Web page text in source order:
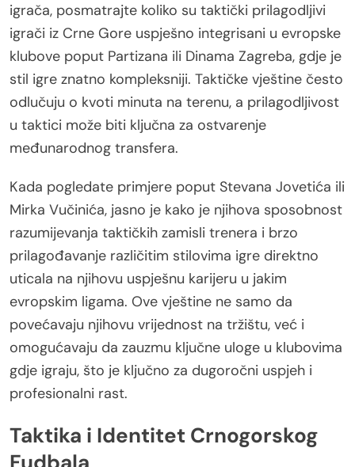
igrača, posmatrajte koliko su taktički prilagodljivi
igrači iz Crne Gore uspješno integrisani u evropske
klubove poput Partizana ili Dinama Zagreba, gdje je
stil igre znatno kompleksniji. Taktičke vještine često
odlučuju o kvoti minuta na terenu, a prilagodljivost
u taktici može biti ključna za ostvarenje
međunarodnog transfera.
Kada pogledate primjere poput Stevana Jovetića ili
Mirka Vučinića, jasno je kako je njihova sposobnost
razumijevanja taktičkih zamisli trenera i brzo
prilagođavanje različitim stilovima igre direktno
uticala na njihovu uspješnu karijeru u jakim
evropskim ligama. Ove vještine ne samo da
povećavaju njihovu vrijednost na tržištu, već i
omogućavaju da zauzmu ključne uloge u klubovima
gdje igraju, što je ključno za dugoročni uspjeh i
profesionalni rast.
Taktika i Identitet Crnogorskog